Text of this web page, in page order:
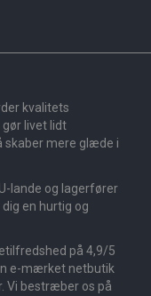
kvalitets
gør livet lidt
skaber mere glæde i
lande og lagerfører
en hurtig og
på 4,9/5
e-mærket netbutik
Vi bestræber os på